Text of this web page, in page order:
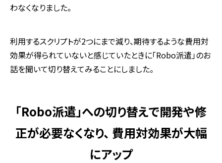
わなくなりました。
利用するスクリプトが2つにまで減り、期待するような費用対
効果が得られていないと感じていたときに「Robo派遣」のお
話を聞いて切り替えてみることにしました。
「Robo派遣」への切り替えで開発や修
正が必要なくなり、 費用対効果が大幅
にアップ